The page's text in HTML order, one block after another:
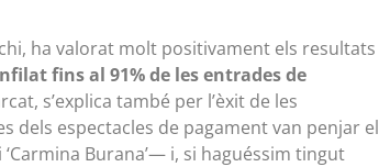
ha valorat molt positivament els resultats
fins al 91% de les entrades de
s’explica també per l’èxit de les
dels espectacles de pagament van penjar el
Burana’— i, si haguéssim tingut